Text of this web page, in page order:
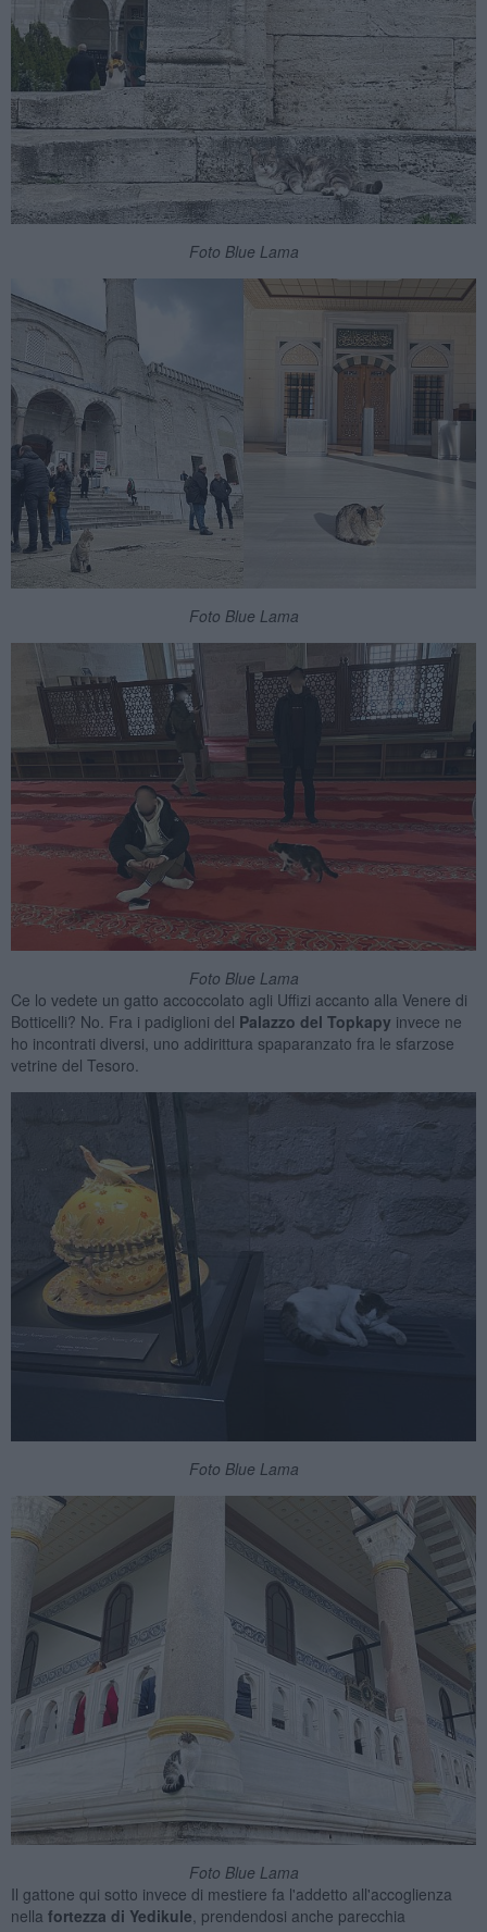
Foto Blue Lama
Foto Blue Lama
Foto Blue Lama
Ce lo vedete un gatto accoccolato agli Uffizi accanto alla Venere di
Botticelli? No. Fra i padiglioni del Palazzo del Topkapy invece ne
ho incontrati diversi, uno addirittura spaparanzato fra le sfarzose
vetrine del Tesoro.
Foto Blue Lama
Foto Blue Lama
Il gattone qui sotto invece di mestiere fa l'addetto all'accoglienza
nella fortezza di Yedikule, prendendosi anche parecchia